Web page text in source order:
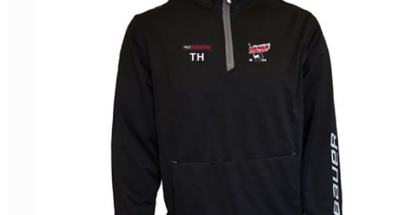
THF UNGDOMSPOLICY - RÖDA TRÅD